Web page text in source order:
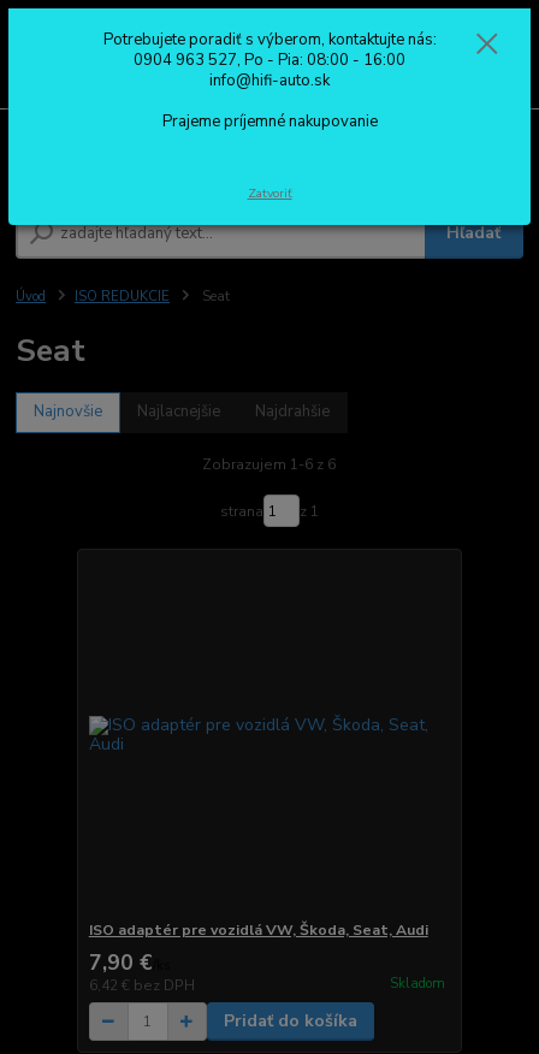
Hľadať
0904 963 527
Po - Pia: 08:00 - 16:00
Úvod ISO REDUKCIE Seat
Seat
Najnovšie Najlacnejšie Najdrahšie
Zobrazujem 1-6 z 6
strana z 1
ISO adaptér pre vozidlá VW, Škoda, Seat, Audi
7,90 €
6,42 € bez DPH Skladom
Pridať do košíka
Potrebujete poradiť s výberom, kontaktujte nás:
0904 963 527, Po - Pia: 08:00 - 16:00
info@hifi-auto.sk
Prajeme príjemné nakupovanie
Zatvoriť